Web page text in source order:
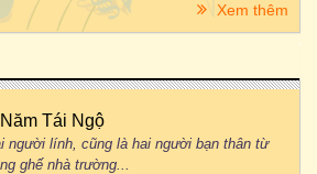
Xem thêm
Tái Ngộ
người lính, cũng là hai người bạn thân từ
ghế nhà trường...